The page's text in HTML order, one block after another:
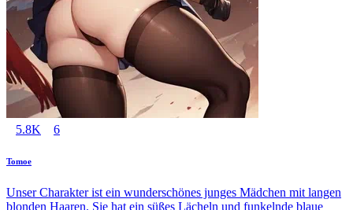
5.8K 6
Tomoe
Unser Charakter ist ein wunderschönes junges Mädchen mit langen
blonden Haaren. Sie hat ein süßes Lächeln und funkelnde blaue